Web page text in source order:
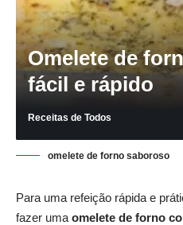
Omelete de
fácil e rápido
Receitas de Todos
omelete de forno saboroso
Para uma refeição rápida e
fazer uma omelete de forno